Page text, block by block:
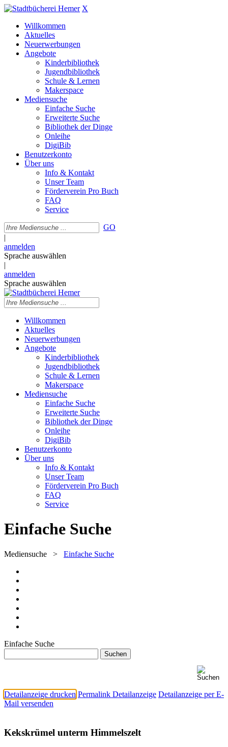
X
Willkommen
Aktuelles
Neuerwerbungen
Angebote
Kinderbibliothek
Jugendbibliothek
Schule & Lernen
Makerspace
Mediensuche
Einfache Suche
Erweiterte Suche
Bibliothek der Dinge
Onleihe
DigiBib
Benutzerkonto
Über uns
Info & Kontakt
Unser Team
Förderverein Pro Buch
FAQ
Service
GO
|
anmelden
Sprache auswählen
|
anmelden
Sprache auswählen
Willkommen
Aktuelles
Neuerwerbungen
Angebote
Kinderbibliothek
Jugendbibliothek
Schule & Lernen
Makerspace
Mediensuche
Einfache Suche
Erweiterte Suche
Bibliothek der Dinge
Onleihe
DigiBib
Benutzerkonto
Über uns
Info & Kontakt
Unser Team
Förderverein Pro Buch
FAQ
Service
Einfache Suche
Mediensuche > Einfache Suche
Einfache Suche
Detailanzeige drucken Permalink Detailanzeige Detailanzeige per E-
Mail versenden
Kekskrümel unterm Himmelszelt